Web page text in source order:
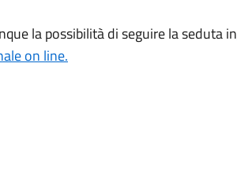
la possibilità di seguire la seduta in
on line.